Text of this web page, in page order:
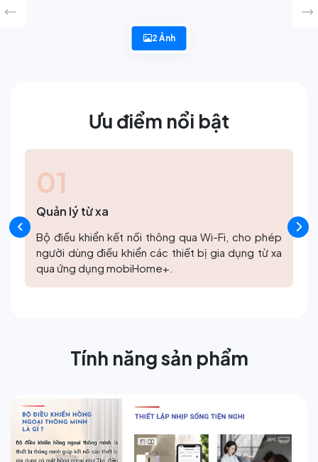
2 Ảnh
Ưu điểm nổi bật
02
Kết nối Wi-Fi
Tính năng học lệnh giúp ghi nhớ và sao chép các
lệnh từ điều khiển gốc của thiết bị.
Tính năng sản phẩm